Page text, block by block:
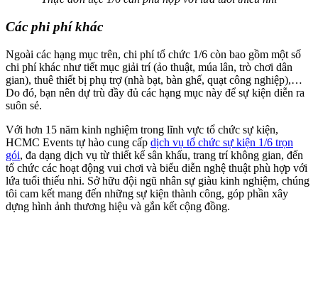
Các phi phí khác
Ngoài các hạng mục trên, chi phí tổ chức 1/6 còn bao gồm một số
chi phí khác như tiết mục giải trí (ảo thuật, múa lân, trò chơi dân
gian), thuê thiết bị phụ trợ (nhà bạt, bàn ghế, quạt công nghiệp),…
Do đó, bạn nên dự trù đầy đủ các hạng mục này để sự kiện diễn ra
suôn sẻ.
Với hơn 15 năm kinh nghiệm trong lĩnh vực tổ chức sự kiện,
HCMC Events tự hào cung cấp dịch vụ tổ chức sự kiện 1/6 trọn
gói, đa dạng dịch vụ từ thiết kế sân khấu, trang trí không gian, đến
tổ chức các hoạt động vui chơi và biểu diễn nghệ thuật phù hợp với
lứa tuổi thiếu nhi. Sở hữu đội ngũ nhân sự giàu kinh nghiệm, chúng
tôi cam kết mang đến những sự kiện thành công, góp phần xây
dựng hình ảnh thương hiệu và gắn kết cộng đồng.